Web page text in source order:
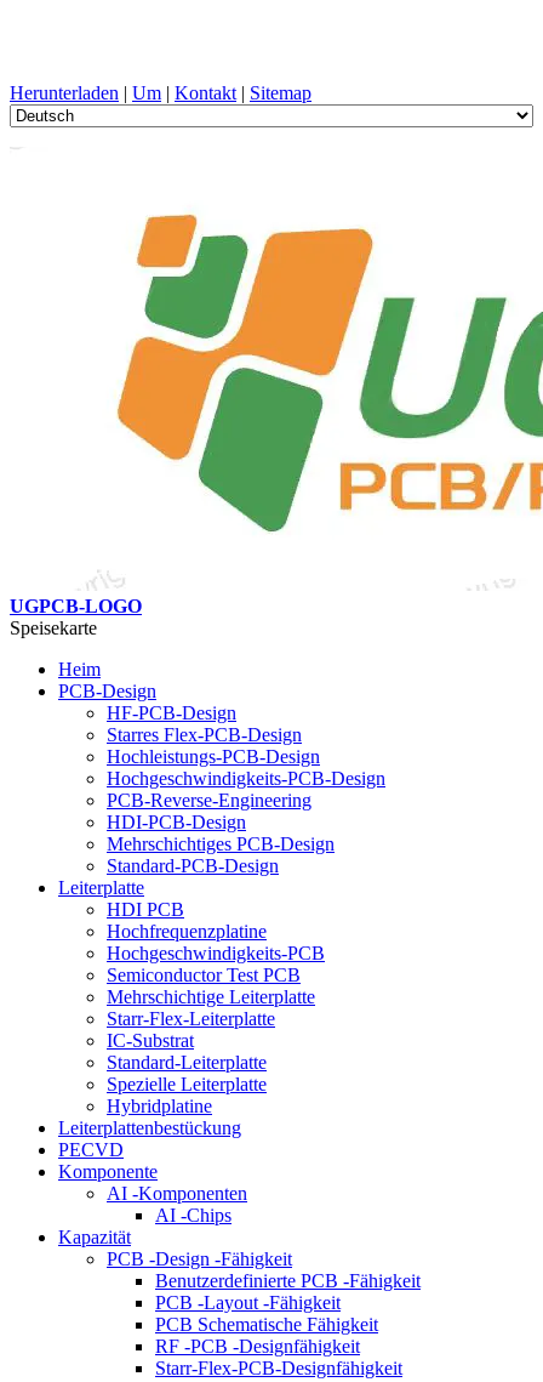
Herunterladen | Um | Kontakt | Sitemap
UGPCB-LOGO
Speisekarte
Heim
PCB-Design
HF-PCB-Design
Starres Flex-PCB-Design
Hochleistungs-PCB-Design
Hochgeschwindigkeits-PCB-Design
PCB-Reverse-Engineering
HDI-PCB-Design
Mehrschichtiges PCB-Design
Standard-PCB-Design
Leiterplatte
HDI PCB
Hochfrequenzplatine
Hochgeschwindigkeits-PCB
Semiconductor Test PCB
Mehrschichtige Leiterplatte
Starr-Flex-Leiterplatte
IC-Substrat
Standard-Leiterplatte
Spezielle Leiterplatte
Hybridplatine
Leiterplattenbestückung
PECVD
Komponente
AI -Komponenten
AI -Chips
Kapazität
PCB -Design -Fähigkeit
Benutzerdefinierte PCB -Fähigkeit
PCB -Layout -Fähigkeit
PCB Schematische Fähigkeit
RF -PCB -Designfähigkeit
Starr-Flex-PCB-Designfähigkeit